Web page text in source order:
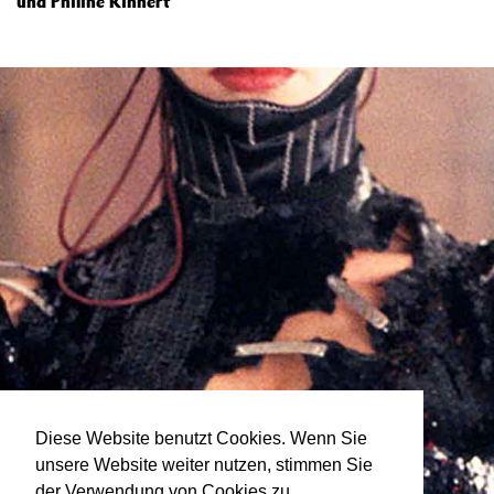
Diese Website benutzt Cookies. Wenn Sie
unsere Website weiter nutzen, stimmen Sie